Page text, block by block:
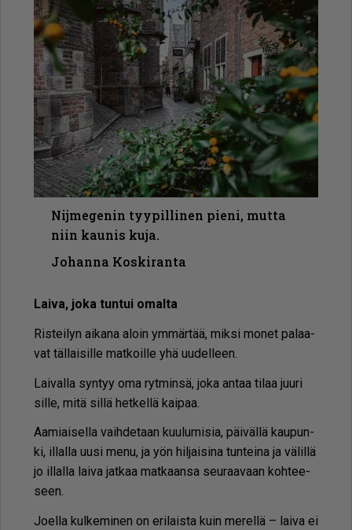
Nijmegenin tyypillinen pieni, mutta
niin kaunis kuja.
Johanna Koskiranta
Lai­va, joka tun­tui omal­ta
Ris­tei­lyn ai­ka­na aloin ym­mär­tää, mik­si mo­net pa­laa­
vat täl­lai­sil­le mat­koil­le yhä uu­del­leen.
Lai­val­la syn­tyy oma ryt­min­sä, joka an­taa ti­laa juu­ri
sil­le, mitä sil­lä het­kel­lä kai­paa.
Aa­mi­ai­sel­la vaih­de­taan kuu­lu­mi­sia, päi­väl­lä kau­pun­
ki, il­lal­la uu­si menu, ja yön hil­jai­si­na tun­tei­na ja vä­lil­lä
jo il­lal­la lai­va jat­kaa mat­kaan­sa seu­raa­vaan koh­tee­
seen.
Jo­el­la kul­ke­mi­nen on eri­lais­ta kuin me­rel­lä – lai­va ei